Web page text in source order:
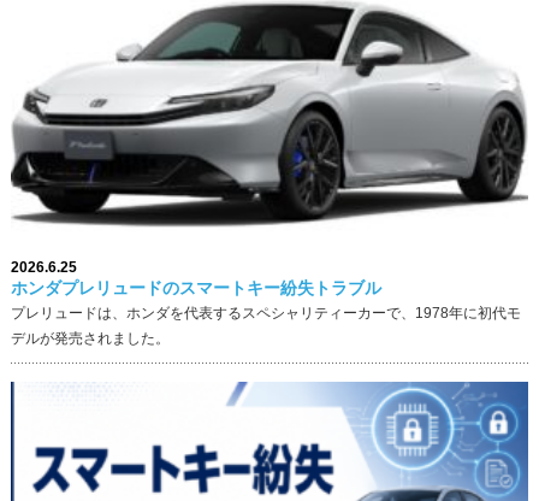
2026.6.25
ホンダプレリュードのスマートキー紛失トラブル
プレリュードは、ホンダを代表するスペシャリティーカーで、1978年に初代モ
デルが発売されました。